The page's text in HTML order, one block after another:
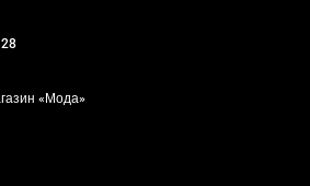
«Мода»